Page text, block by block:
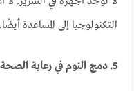
التكنولوجيا إلى المساعدة أيضًا.
5. دمج النوم في رعاية الصحة العقلية.